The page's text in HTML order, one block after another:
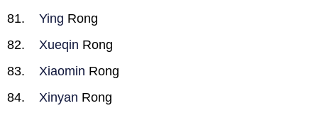
Ying Rong
Xueqin Rong
Xiaomin Rong
Xinyan Rong